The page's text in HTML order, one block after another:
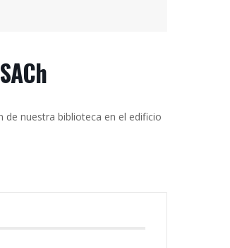
de nuestra biblioteca en el edificio